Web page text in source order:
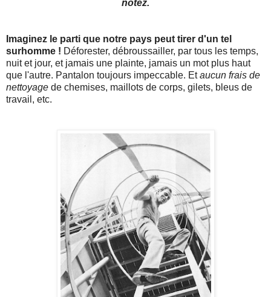
notez.
Imaginez le parti que notre pays peut tirer d'un tel
surhomme ! Déforester, débroussailler, par tous les temps,
nuit et jour, et jamais une plainte, jamais un mot plus haut
que l'autre. Pantalon toujours impeccable. Etaucun frais de
nettoyage de chemises, maillots de corps, gilets, bleus de
travail, etc.